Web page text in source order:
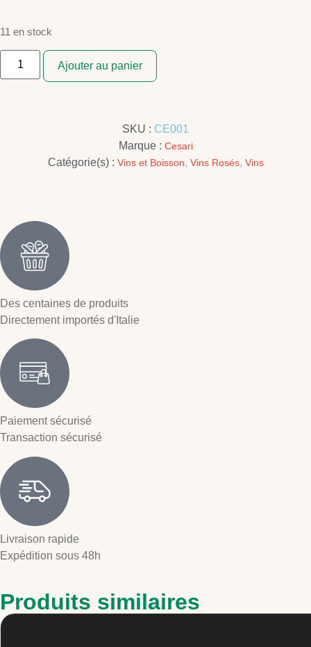
11 en stock
Ajouter au panier
SKU : CE001
Marque : Cesari
Catégorie(s) : Vins et Boisson, Vins Rosés, Vins
Des centaines de produits
Directement importés d'Italie
Paiement sécurisé
Transaction sécurisé
Livraison rapide
Expédition sous 48h
Produits similaires